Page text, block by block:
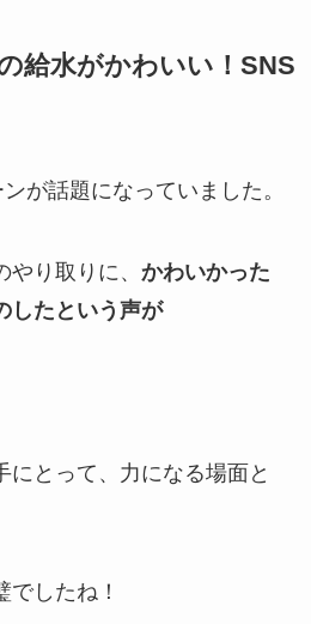
給水がかわいい！SNS
が話題になっていました。
り取りに、 かわいかった
したという声が
にとって、力になる場面と
でしたね！